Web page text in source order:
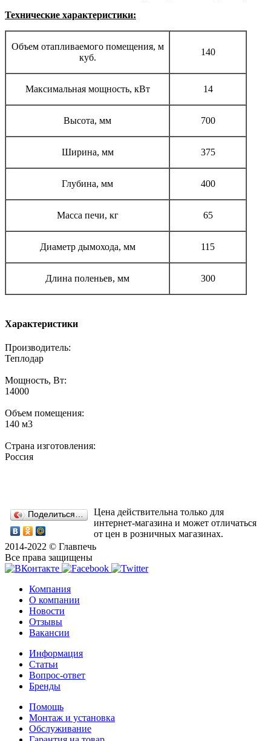
Технические характеристики:
Объем отапливаемого помещения, м
куб.
140
Максимальная мощность, кВт 14
Высота, мм 700
Ширина, мм 375
Глубина, мм 400
Масса печи, кг 65
Диаметр дымохода, мм 115
Длина поленьев, мм 300
Характеристики
Производитель:
Теплодар
Мощность, Вт:
14000
Объем помещения:
140 м3
Страна изготовления:
Россия
Поделиться…
Цена действительна только для
интернет-магазина и может отличаться
от цен в розничных магазинах.
2014-2022 © Главпечь
Все права защищены
Компания
О компании
Новости
Отзывы
Вакансии
Информация
Статьи
Вопрос-ответ
Бренды
Помощь
Монтаж и установка
Обслуживание